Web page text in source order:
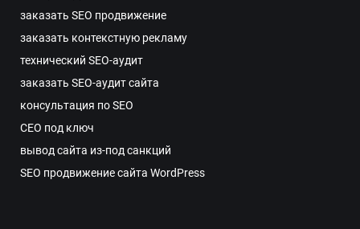
заказать SEO продвижение
заказать контекстную рекламу
технический SEO-аудит
заказать SEO-аудит сайта
консультация по SEO
СЕО под ключ
вывод сайта из-под санкций
SEO продвижение сайта WordPress